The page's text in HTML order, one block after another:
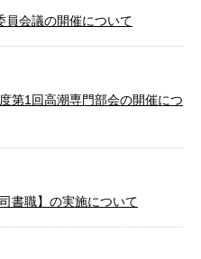
員会議の開催について
第1回高潮専門部会の開催につ
書職】の実施について